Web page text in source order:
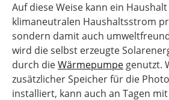
Auf diese Weise kann ein
klimaneutralen Haushaltsstrom
sondern damit auch
wird die selbst erzeugte
durch dieWärmepumpe genutzt.
zusätzlicher Speicher für die
installiert, kann auch an Tagen